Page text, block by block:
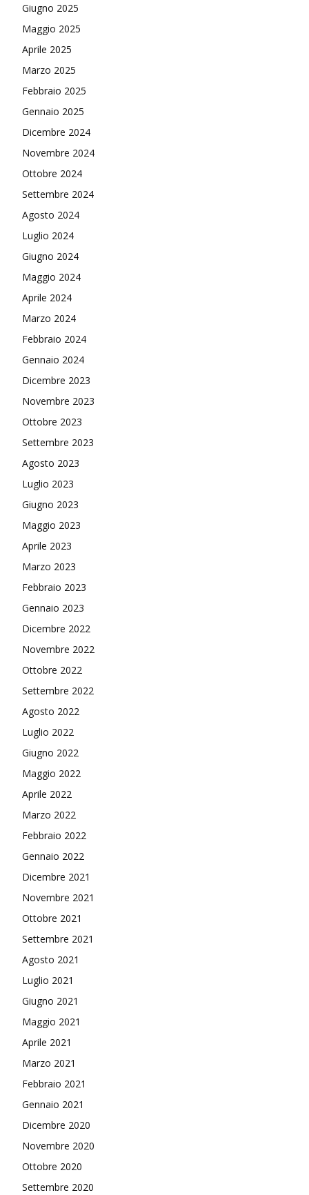
Giugno 2025
Maggio 2025
Aprile 2025
Marzo 2025
Febbraio 2025
Gennaio 2025
Dicembre 2024
Novembre 2024
Ottobre 2024
Settembre 2024
Agosto 2024
Luglio 2024
Giugno 2024
Maggio 2024
Aprile 2024
Marzo 2024
Febbraio 2024
Gennaio 2024
Dicembre 2023
Novembre 2023
Ottobre 2023
Settembre 2023
Agosto 2023
Luglio 2023
Giugno 2023
Maggio 2023
Aprile 2023
Marzo 2023
Febbraio 2023
Gennaio 2023
Dicembre 2022
Novembre 2022
Ottobre 2022
Settembre 2022
Agosto 2022
Luglio 2022
Giugno 2022
Maggio 2022
Aprile 2022
Marzo 2022
Febbraio 2022
Gennaio 2022
Dicembre 2021
Novembre 2021
Ottobre 2021
Settembre 2021
Agosto 2021
Luglio 2021
Giugno 2021
Maggio 2021
Aprile 2021
Marzo 2021
Febbraio 2021
Gennaio 2021
Dicembre 2020
Novembre 2020
Ottobre 2020
Settembre 2020